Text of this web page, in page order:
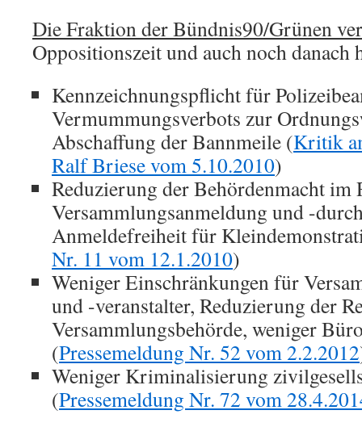
Die Fraktion der Bündnis90/Grünen
Oppositionszeit und auch noch danach
Kennzeichnungspflicht für
Vermummungsverbots zur
Abschaffung der Bannmeile (Kritik
Ralf Briese vom 5.10.2010)
Reduzierung der Behördenmacht im
Versammlungsanmeldung und -
Anmeldefreiheit für
Nr. 11 vom 12.1.2010)
Weniger Einschränkungen für
und -veranstalter, Reduzierung der
Versammlungsbehörde, weniger
(Pressemeldung Nr. 52 vom 2.2.2012
Weniger Kriminalisierung
(Pressemeldung Nr. 72 vom